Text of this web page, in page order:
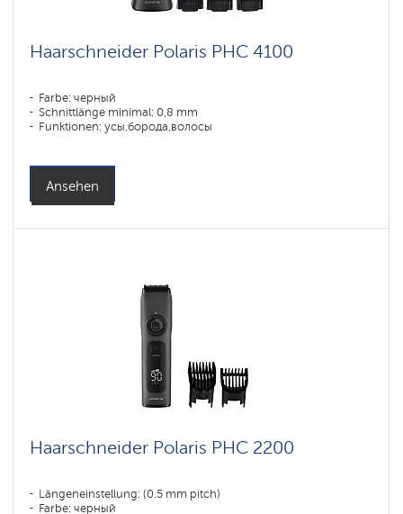
Haarschneider Polaris PHC 4100
Farbe: черный
Schnittlänge minimal: 0,8 mm
Funktionen: усы,борода,волосы
Ansehen
Haarschneider Polaris PHC 2200
Längeneinstellung: (0.5 mm pitch)
Farbe: черный